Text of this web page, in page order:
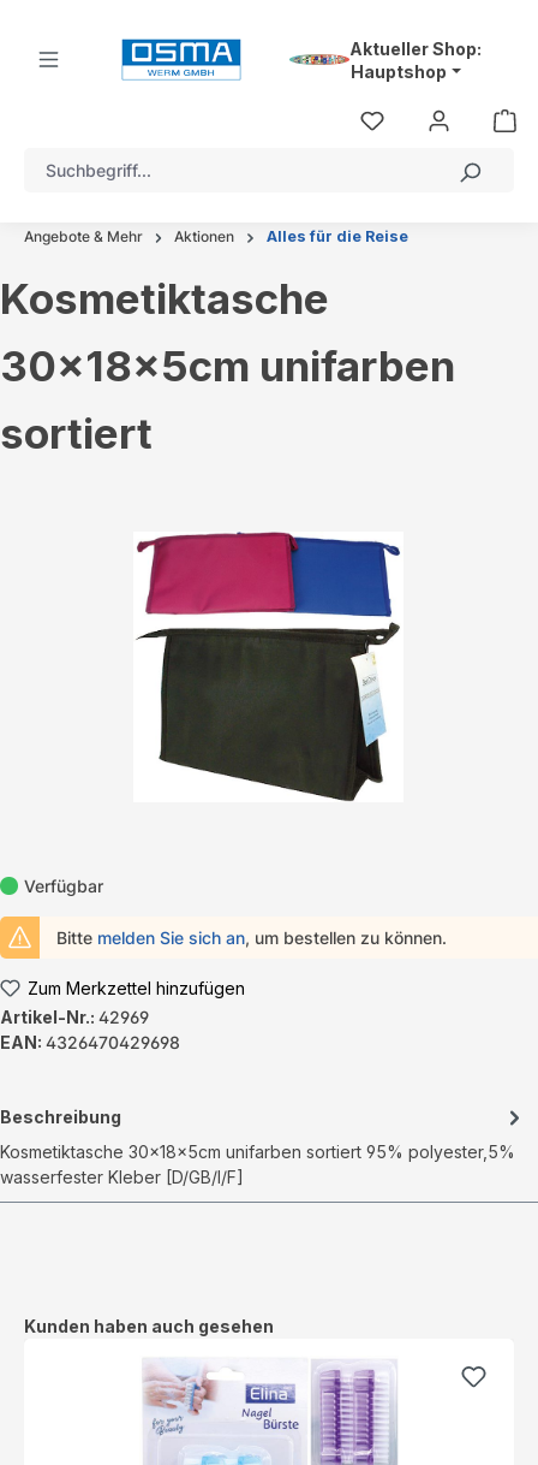
Aktueller Shop:
Hauptshop
Angebote & Mehr Aktionen Alles für die Reise
Kosmetiktasche
30x18x5cm unifarben
sortiert
Bildergalerie überspringen
Verfügbar
Bitte melden Sie sich an, um bestellen zu können.
Zum Merkzettel hinzufügen
Artikel-Nr.: 42969
EAN: 4326470429698
Beschreibung
Kosmetiktasche 30x18x5cm unifarben sortiert 95% polyester,5%
wasserfester Kleber [D/GB/I/F]
Produktgalerie überspringen
Kunden haben auch gesehen